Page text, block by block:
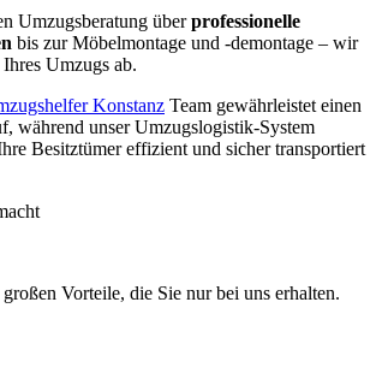
Umzugsberatung überprofessionelle
bis zur Möbelmontage und -demontage – wir
Umzugs ab.
Konstanz Team gewährleistet einen
während unser Umzugslogistik-System
Besitztümer effizient und sicher transportiert
Vorteile, die Sie nur bei uns erhalten.